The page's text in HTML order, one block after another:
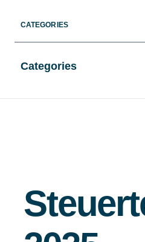
CATEGORIES
Categories